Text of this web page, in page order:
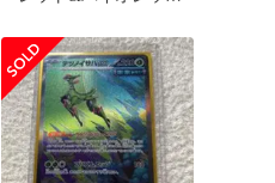
ャ…